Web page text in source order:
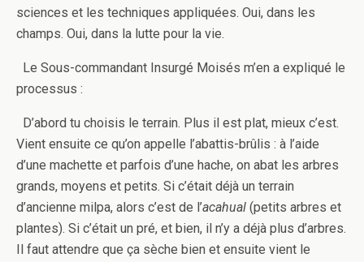
sciences et les techniques appliquées. Oui, dans les
champs. Oui, dans la lutte pour la vie.
Le Sous-commandant Insurgé Moisés m’en a expliqué le
processus :
D’abord tu choisis le terrain. Plus il est plat, mieux c’est.
Vient ensuite ce qu’on appelle l’abattis-brûlis : à l’aide
d’une machette et parfois d’une hache, on abat les arbres
grands, moyens et petits. Si c’était déjà un terrain
d’ancienne milpa, alors c’est de l’acahual (petits arbres et
plantes). Si c’était un pré, et bien, il n’y a déjà plus d’arbres.
Il faut attendre que ça sèche bien et ensuite vient le